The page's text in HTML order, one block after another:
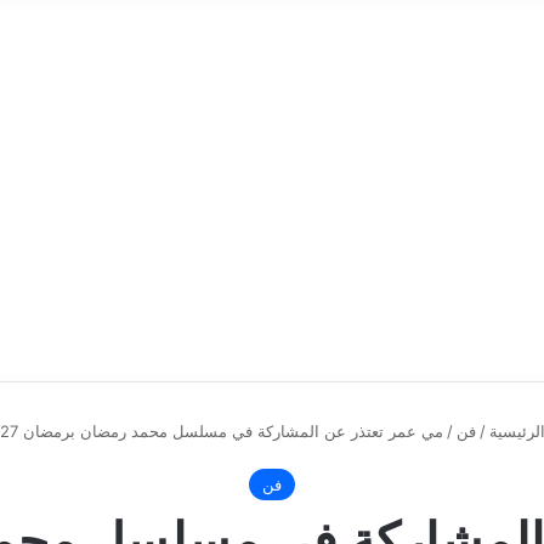
الرئيسية / فن / مي عمر تعتذر عن المشاركة في مسلسل محمد رمضان برمضان 2027
فن